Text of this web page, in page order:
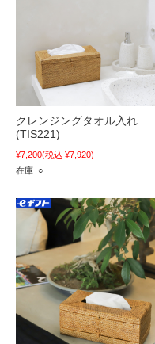
クレンジングタオル入れ
(TIS221)
¥7,200(税込 ¥7,920)
在庫 ○